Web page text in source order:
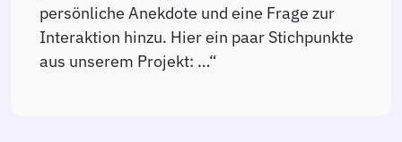
persönliche Anekdote und eine Frage zur
Interaktion hinzu. Hier ein paar Stichpunkte
aus unserem Projekt: …“